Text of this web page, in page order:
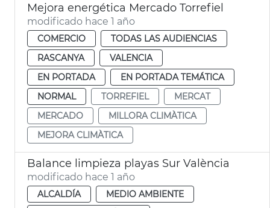
Mejora energética Mercado Torrefiel
modificado hace 1 año
COMERCIO
TODAS LAS AUDIENCIAS
RASCANYA
VALENCIA
EN PORTADA
EN PORTADA TEMÁTICA
NORMAL
TORREFIEL
MERCAT
MERCADO
MILLORA CLIMÀTICA
MEJORA CLIMÀTICA
Balance limpieza playas Sur València
modificado hace 1 año
ALCALDÍA
MEDIO AMBIENTE